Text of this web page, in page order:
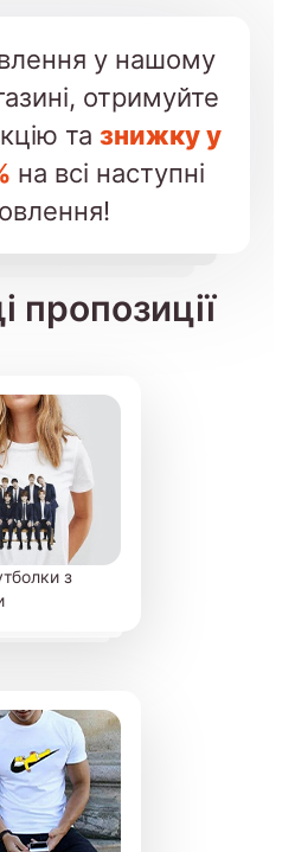
у нашому
отримуйте
та знижку у
на всі наступні
пропозиції
з